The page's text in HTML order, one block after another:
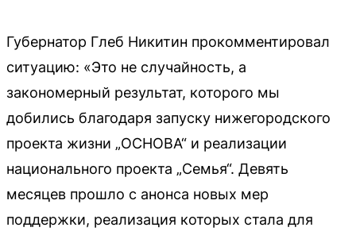
Губернатор Глеб Никитин прокомментировал
ситуацию: «Это не случайность, а
закономерный результат, которого мы
добились благодаря запуску нижегородского
проекта жизни „ОСНОВА“ и реализации
национального проекта „Семья“. Девять
месяцев прошло с анонса новых мер
поддержки, реализация которых стала для